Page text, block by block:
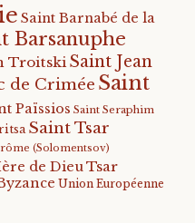
Saint Barnabé de la
Barsanuphe
Troitski Saint Jean
de Crimée Saint
Païssios Saint Seraphim
Saint Tsar
(Solomentsov)
de DieuTsar
Union Européenne